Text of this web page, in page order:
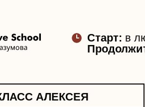
АЛЕКСЕЯ
Старт: в